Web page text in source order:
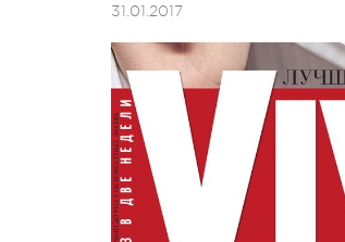
31.01.2017